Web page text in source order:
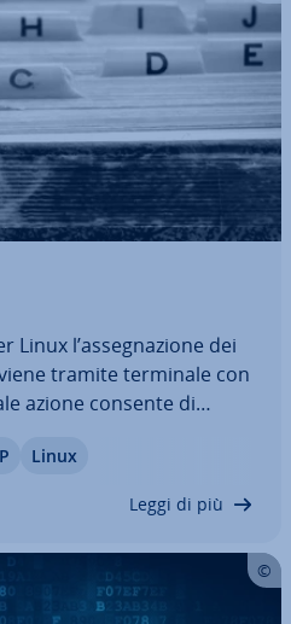
Linux l’as­se­gna­zio­ne dei
tramite terminale con
azione consente di
per file specifici. In
Linux
Leggi di più